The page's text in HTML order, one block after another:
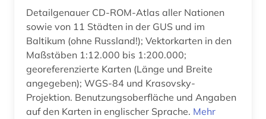
Detailgenauer CD-ROM-Atlas aller Nationen
sowie von 11 Städten in der GUS und im
Baltikum (ohne Russland!); Vektorkarten in den
Maßstäben 1:12.000 bis 1:200.000;
georeferenzierte Karten (Länge und Breite
angegeben); WGS-84 und Krasovsky-
Projektion. Benutzungsoberfläche und Angaben
auf den Karten in englischer Sprache. Mehr